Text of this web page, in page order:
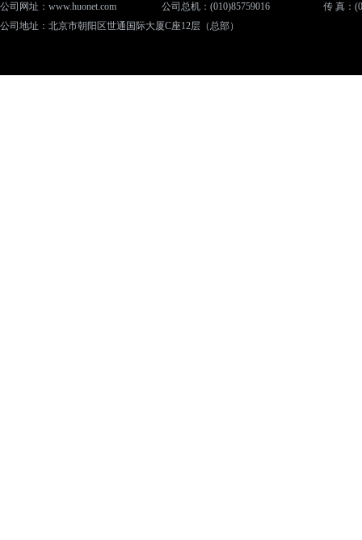
公司网址：www.huonet.com 公司总机：(010)85759016
传 真：
公司地址：北京市朝阳区世通国际大厦C座12层（总部）